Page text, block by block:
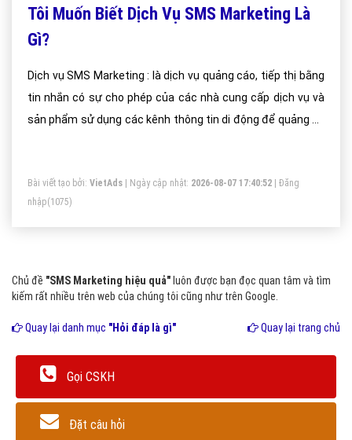
Tôi Muốn Biết Dịch Vụ SMS Marketing Là
Gì?
Dịch vụ SMS Marketing : là dịch vụ quảng cáo, tiếp thị bằng
tin nhắn có sự cho phép của các nhà cung cấp dịch vụ và
sản phẩm sử dụng các kênh thông tin di động để quảng bá
có gắn tên của các thương hiệu doanh nghiệp
Bài viết tạo bởi: VietAds | Ngày cập nhật: 2026-08-07 17:40:52
Đăng
nhập(1075)
Chủ đề "SMS Marketing hiệu quả" luôn được bạn đọc quan tâm và tìm
kiếm rất nhiều trên web của chúng tôi cũng như trên Google.
Quay lại danh mục "Hỏi đáp là gì" Quay lại trang chủ
Gọi CSKH
Đặt câu hỏi